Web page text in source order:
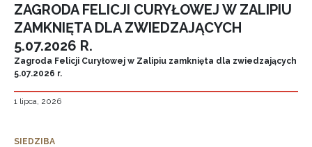
ZAGRODA FELICJI CURYŁOWEJ W ZALIPIU
ZAMKNIĘTA DLA ZWIEDZAJĄCYCH
5.07.2026 R.
Zagroda Felicji Curyłowej w Zalipiu zamknięta dla zwiedzających
5.07.2026 r.
1 lipca, 2026
SIEDZIBA